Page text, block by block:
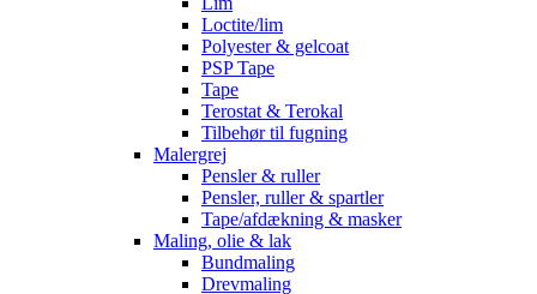
Loctite/lim
Polyester & gelcoat
PSP Tape
Tape
Terostat & Terokal
Tilbehør til fugning
Malergrej
Pensler & ruller
Pensler, ruller & spartler
Tape/afdækning & masker
Maling, olie & lak
Bundmaling
Drevmaling